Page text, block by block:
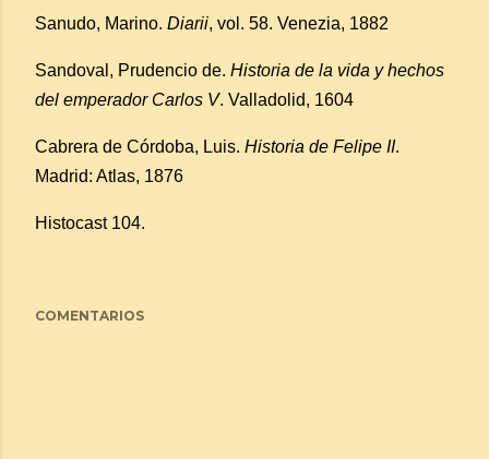
Sanudo, Marino. Diarii, vol. 58. Venezia, 1882
Sandoval, Prudencio de. Historia de la vida y hechos
del emperador Carlos V. Valladolid, 1604
Cabrera de Córdoba, Luis. Historia de Felipe II.
Madrid: Atlas, 1876
Histocast 104.
COMENTARIOS